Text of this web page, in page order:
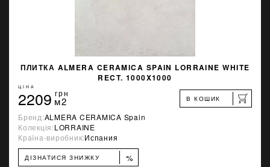
ПЛИТКА ALMERA CERAMICA SPAIN LORRAINE WHITE
RECT. 1000X1000
ЦІНА
2209 грн
м2 В КОШИК
Бренд:ALMERA CERAMICA Spain
Колекція:LORRAINE
Країна-виробник:Испания
ДІЗНАТИСЯ ЗНИЖКУ %